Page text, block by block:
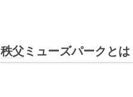
秩父ミューズパークとは